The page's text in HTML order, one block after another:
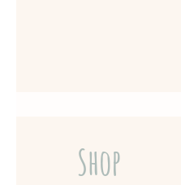
Shop